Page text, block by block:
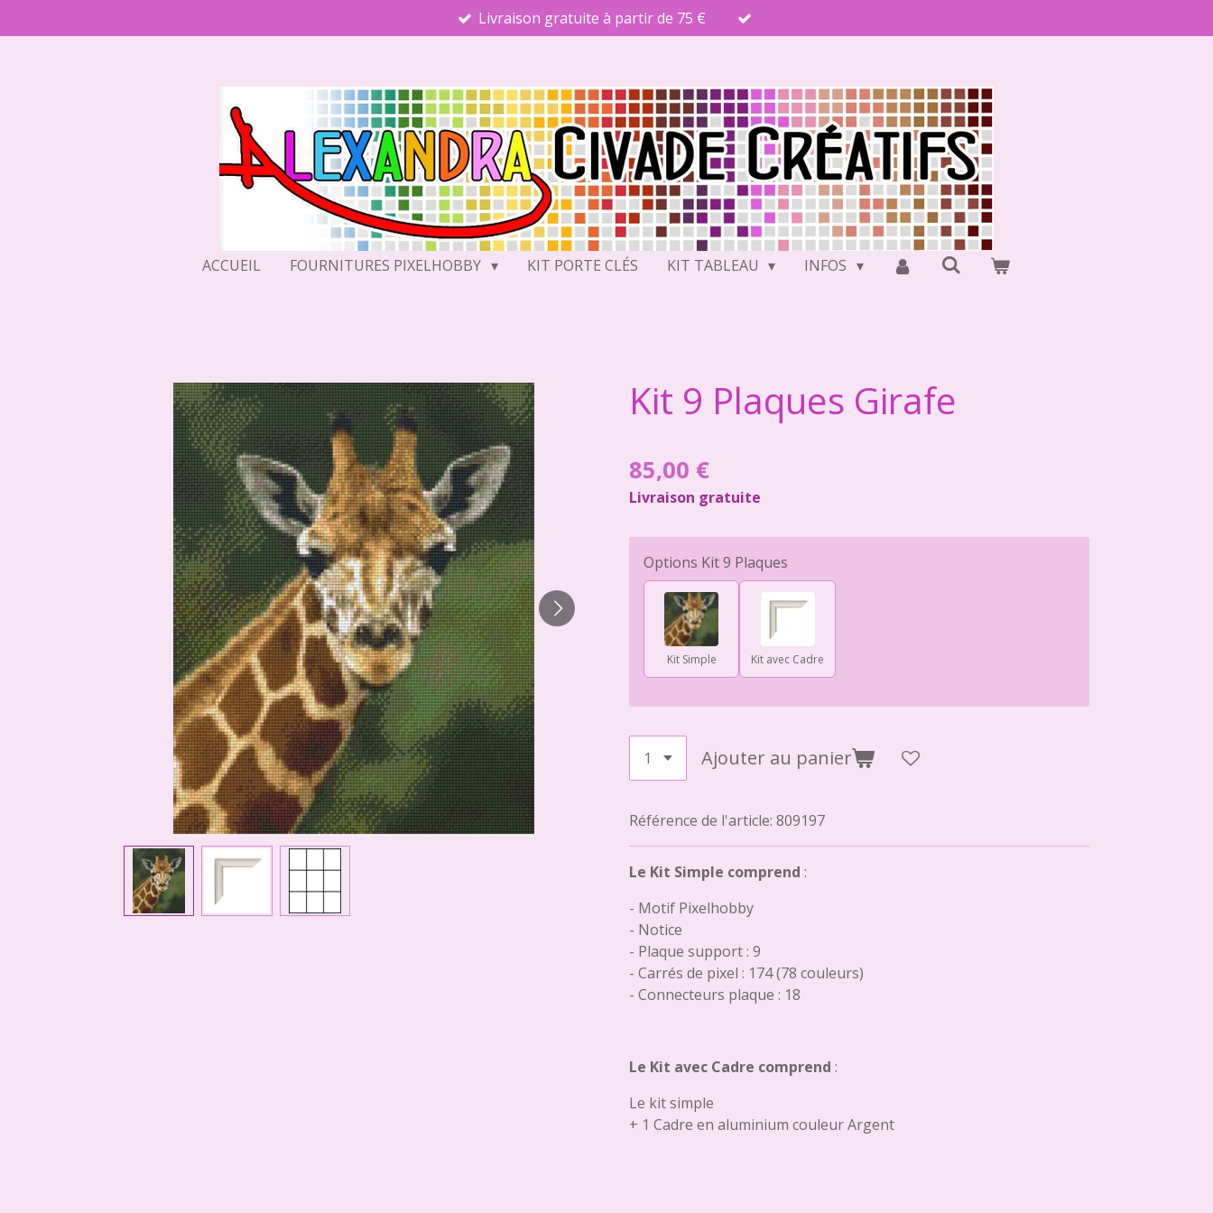
au
Livraison gratuite à partir de 75 €
ACCUEIL FOURNITURES PIXELHOBBY KIT PORTE CLÉS KIT TABLEAU INFOS
Kit 9 Plaques Girafe
85,00 €
Livraison gratuite
Options Kit 9 Plaques
Kit Simple Kit avec Cadre
Ajouter au panier
Référence de l'article: 809197
Le Kit Simple comprend :
- Motif Pixelhobby
- Notice
- Plaque support : 9
- Carrés de pixel : 174 (78 couleurs)
- Connecteurs plaque : 18
Le Kit avec Cadre comprend :
Le kit simple
+ 1 Cadre en aluminium couleur Argent